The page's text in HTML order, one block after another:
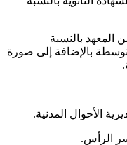
المعهد بالنسبة
بالإضافة إلى صورة